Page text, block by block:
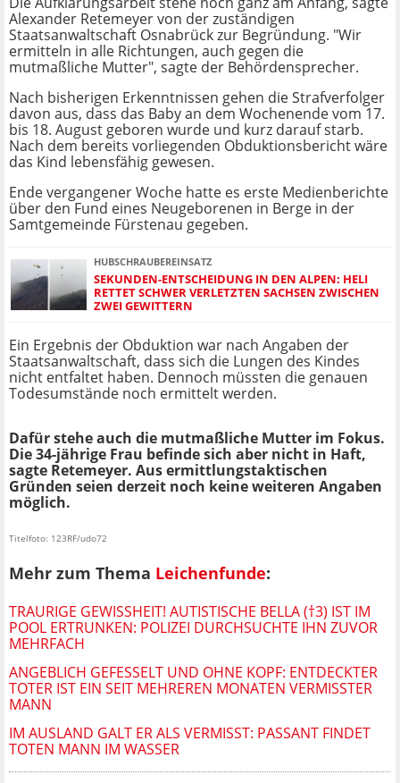
Alexander Retemeyer von der zuständigen
Staatsanwaltschaft Osnabrück zur Begründung. "Wir
ermitteln in alle Richtungen, auch gegen die
mutmaßliche Mutter", sagte der Behördensprecher.
Nach bisherigen Erkenntnissen gehen die Strafverfolger
davon aus, dass das Baby an dem Wochenende vom 17.
bis 18. August geboren wurde und kurz darauf starb.
Nach dem bereits vorliegenden Obduktionsbericht wäre
das Kind lebensfähig gewesen.
Ende vergangener Woche hatte es erste Medienberichte
über den Fund eines Neugeborenen in Berge in der
Samtgemeinde Fürstenau gegeben.
HUBSCHRAUBEREINSATZ
SEKUNDEN-ENTSCHEIDUNG IN DEN ALPEN: HELI
RETTET SCHWER VERLETZTEN SACHSEN ZWISCHEN
ZWEI GEWITTERN
Ein Ergebnis der Obduktion war nach Angaben der
Staatsanwaltschaft, dass sich die Lungen des Kindes
nicht entfaltet haben. Dennoch müssten die genauen
Todesumstände noch ermittelt werden.
Dafür stehe auch die mutmaßliche Mutter im Fokus.
Die 34-jährige Frau befinde sich aber nicht in Haft,
sagte Retemeyer. Aus ermittlungstaktischen
Gründen seien derzeit noch keine weiteren Angaben
möglich.
Titelfoto: 123RF/udo72
Mehr zum Thema Leichenfunde:
TRAURIGE GEWISSHEIT! AUTISTISCHE BELLA (†3) IST IM
POOL ERTRUNKEN: POLIZEI DURCHSUCHTE IHN ZUVOR
MEHRFACH
ANGEBLICH GEFESSELT UND OHNE KOPF: ENTDECKTER
TOTER IST EIN SEIT MEHREREN MONATEN VERMISSTER
MANN
IM AUSLAND GALT ER ALS VERMISST: PASSANT FINDET
TOTEN MANN IM WASSER